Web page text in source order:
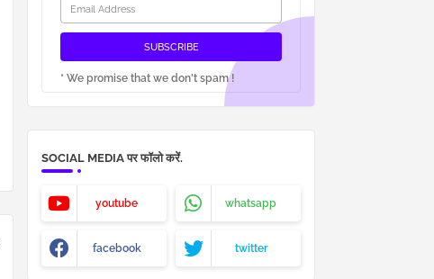
* We promise that we don't spam !
SOCIAL MEDIA पर फॉलो करें.
youtube whatsapp
facebook twitter